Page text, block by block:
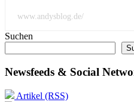
www.andysblog.de/
Suchen
Newsfeeds & Social
Artikel (RSS)